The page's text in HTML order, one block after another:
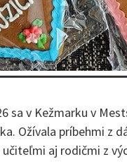
sa v Kežmarku v
Ožívala príbehmi z
aj rodičmi z